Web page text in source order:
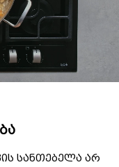
სანთებელა არ